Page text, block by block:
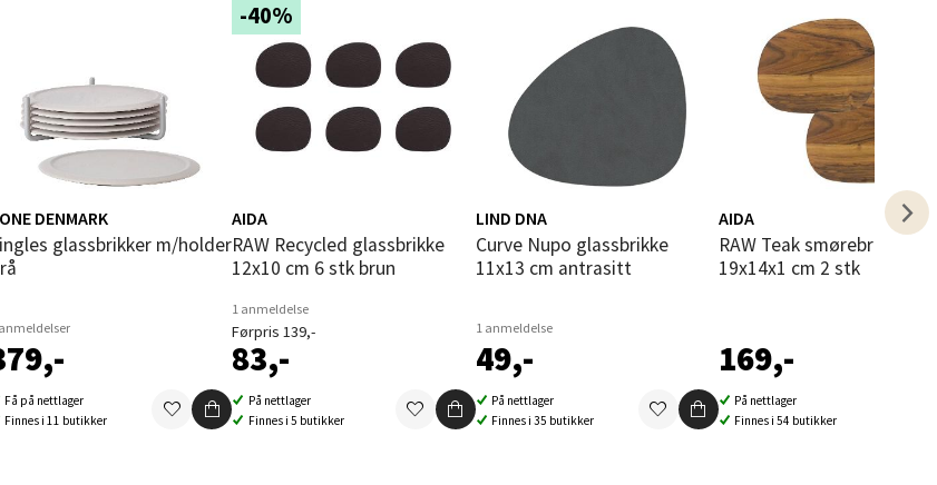
DENMARK
Få på nettlager
Finnes i 11 butikker
-40%
AIDA
RAW Recycled glassbrikke
12x10 cm 6 stk brun
1 anmeldelse
Førpris 139,-
83,-
På nettlager
Finnes i 5 butikker
LIND DNA
Curve Nupo glassbrikke
11x13 cm antrasitt
1 anmeldelse
49,-
På nettlager
Finnes i 35 butikker
AIDA
RAW Teak smørebrikker
19x14x1 cm 2 stk
169,-
På nettlager
Finnes i 54 butikker
Senter Moa
25, 6010 Ålesund
Velg